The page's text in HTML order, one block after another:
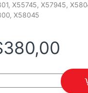
X55745, X57945,
X58045
380,00
HPINC//